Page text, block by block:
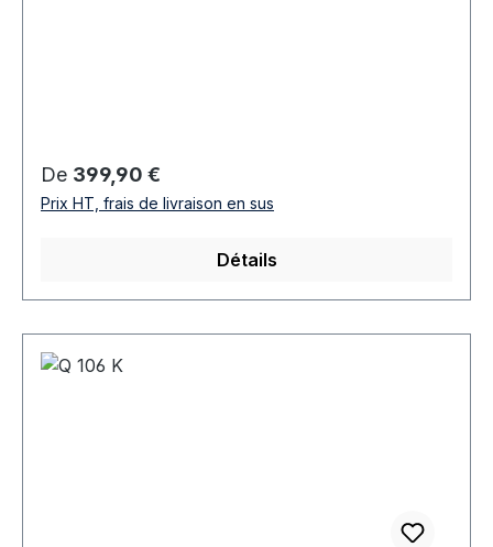
Prix régulier :
De 399,90 €
Prix HT, frais de livraison en sus
Détails